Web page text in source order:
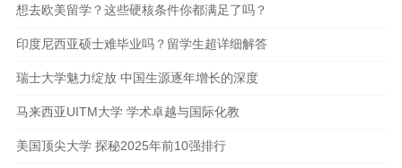
想去欧美留学？这些硬核条件你都满足了吗？
印度尼西亚硕士难毕业吗？留学生超详细解答
瑞士大学魅力绽放 中国生源逐年增长的深度
马来西亚UITM大学 学术卓越与国际化教
美国顶尖大学 探秘2025年前10强排行